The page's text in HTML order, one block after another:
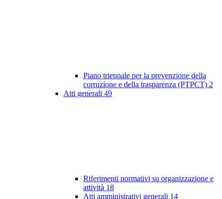
Piano triennale per la prevenzione della
corruzione e della trasparenza (PTPCT) 2
Atti generali 49
Riferimenti normativi su organizzazione e
attività 18
Atti amministrativi generali 14